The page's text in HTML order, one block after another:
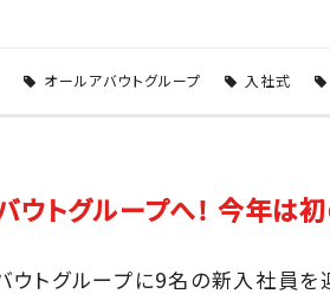
オールアバウトグループ 入社式
ウトグループへ！ 今年は
ウトグループに9名の新入社員を